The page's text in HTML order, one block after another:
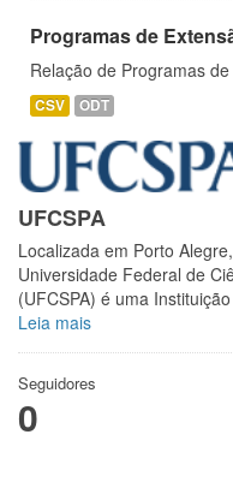
Programas de
Relação de Programas
CSV ODT
UFCSPA
Localizada em Porto
Universidade Federal de
(UFCSPA) é uma
Leia mais
Seguidores
0